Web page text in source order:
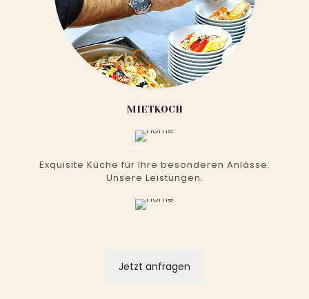
MIETKOCH
Exquisite Küche für Ihre besonderen Anlässe.
Unsere Leistungen.
Jetzt anfragen